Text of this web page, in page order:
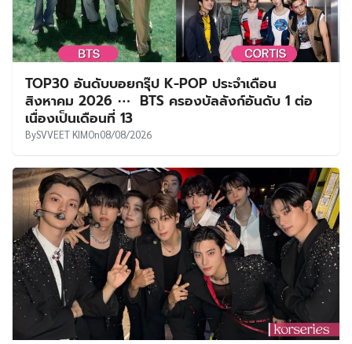
TOP30 อันดับบอยกรุ๊ป K-POP ประจำเดือน
สิงหาคม 2026 ⋯ BTS ครองบัลลังก์อันดับ 1 ต่อ
เนื่องเป็นเดือนที่ 13
BySVVEET KIMOn08/08/2026